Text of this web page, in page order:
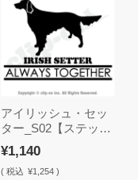
アイリッシュ・セッ
ター_S02【ステッカ
ー】
¥1,140
(税込 ¥1,254 )